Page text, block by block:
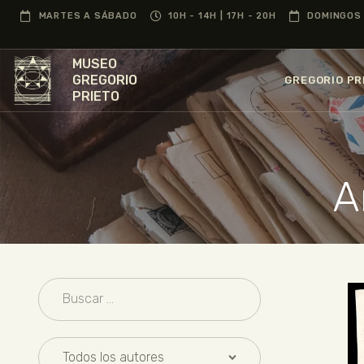
MARTES A SÁBADO 10H - 14H | 17H - 20H
MUSEO
GREGORIO
PRIETO
GREGORIO